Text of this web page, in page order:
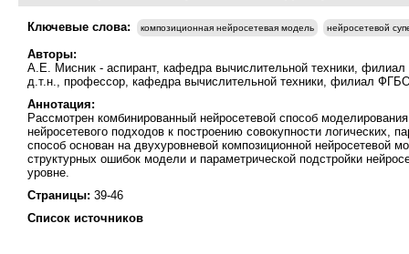
Ключевые слова: композиционная нейросетевая модель нейросетевой
Авторы:
А.Е. Мисник - аспирант, кафедра вычислительной техники,
д.т.н., профессор, кафедра вычислительной техники, филиал
Аннотация:
Рассмотрен комбинированный нейросетевой способ
нейросетевого подходов к построению совокупности
способ основан на двухуровневой композиционной нейросетевой
структурных ошибок модели и параметрической подстройки
уровне.
Страницы: 39-46
Список источников